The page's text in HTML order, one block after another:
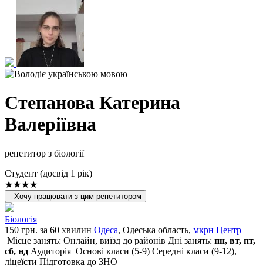
Степанова Катерина
Валеріївна
репетитор з біології
Cтудент (досвід 1 рік)
★★★★
Хочу працювати з цим репетитором
Біологія
150 грн. за 60 хвилин Одеса, Одеська область, мкрн Центр
Місце занять: Онлайн, виїзд до районів Дні занять: пн, вт, пт,
сб, нд Аудиторія Основі класи (5-9) Середні класи (9-12),
ліцеїсти Підготовка до ЗНО